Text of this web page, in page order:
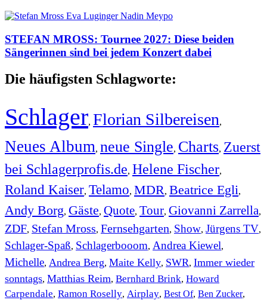
STEFAN MROSS: Tournee 2027: Diese beiden
Sängerinnen sind bei jedem Konzert dabei
Die häufigsten Schlagworte:
Schlager, Florian Silbereisen,
Neues Album, neue Single, Charts, Zuerst
bei Schlagerprofis.de, Helene Fischer,
Roland Kaiser, Telamo, MDR, Beatrice Egli,
Andy Borg, Gäste, Quote, Tour, Giovanni Zarrella,
ZDF, Stefan Mross, Fernsehgarten, Show, Jürgens TV,
Schlager-Spaß, Schlagerbooom, Andrea Kiewel,
Michelle, Andrea Berg, Maite Kelly, SWR, Immer wieder
sonntags, Matthias Reim, Bernhard Brink, Howard
Carpendale, Ramon Roselly, Airplay, Best Of, Ben Zucker,